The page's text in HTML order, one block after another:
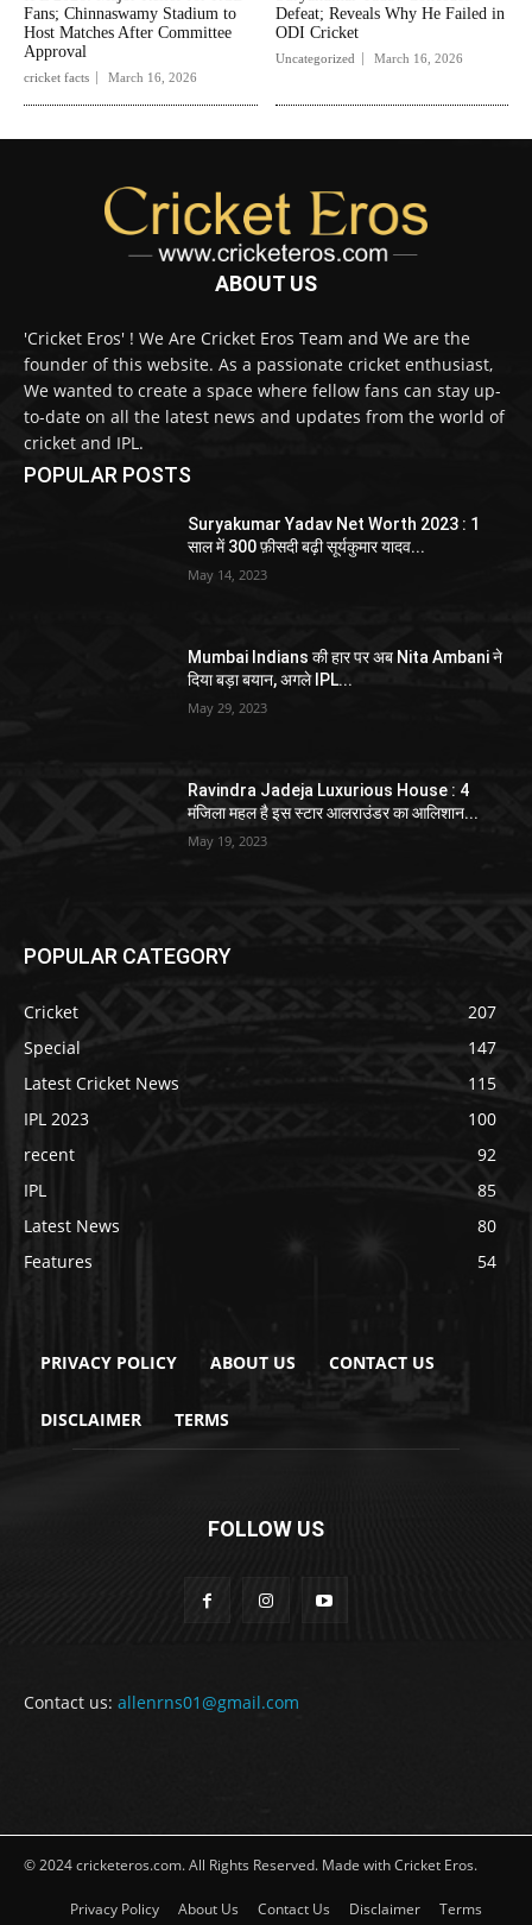
Fans; Chinnaswamy Stadium to
Host Matches After Committee
Approval
cricket facts March 16, 2026
Defeat; Reveals Why He Failed in
ODI Cricket
Uncategorized March 16, 2026
ABOUT US
'Cricket Eros' ! We Are Cricket Eros Team and We are the
founder of this website. As a passionate cricket enthusiast,
We wanted to create a space where fellow fans can stay up-
to-date on all the latest news and updates from the world of
cricket and IPL.
POPULAR POSTS
Suryakumar Yadav Net Worth 2023 : 1
साल में 300 फ़ीसदी बढ़ी सूर्यकुमार यादव...
May 14, 2023
Mumbai Indians की हार पर अब Nita Ambani ने
दिया बड़ा बयान, अगले IPL...
May 29, 2023
Ravindra Jadeja Luxurious House : 4
मंजिला महल है इस स्टार आलराउंडर का आलिशान...
May 19, 2023
POPULAR CATEGORY
Cricket
207
Special
147
Latest Cricket News
115
IPL 2023
100
recent
92
IPL
85
Latest News
80
Features
54
PRIVACY POLICY ABOUT US CONTACT US
DISCLAIMER TERMS
FOLLOW US
Contact us: allenrns01@gmail.com
© 2024 cricketeros.com. All Rights Reserved. Made with Cricket Eros.
Privacy Policy About Us Contact Us Disclaimer Terms